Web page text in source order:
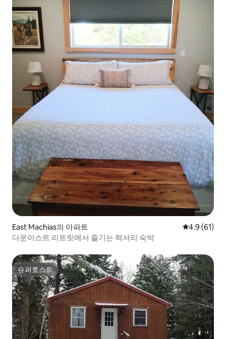
East Machias의 아파트 평점 4.9점(5
4.9 (61)
다운이스트 리트릿에서 즐기는 럭셔리 숙박
슈퍼호스트
슈퍼호스트